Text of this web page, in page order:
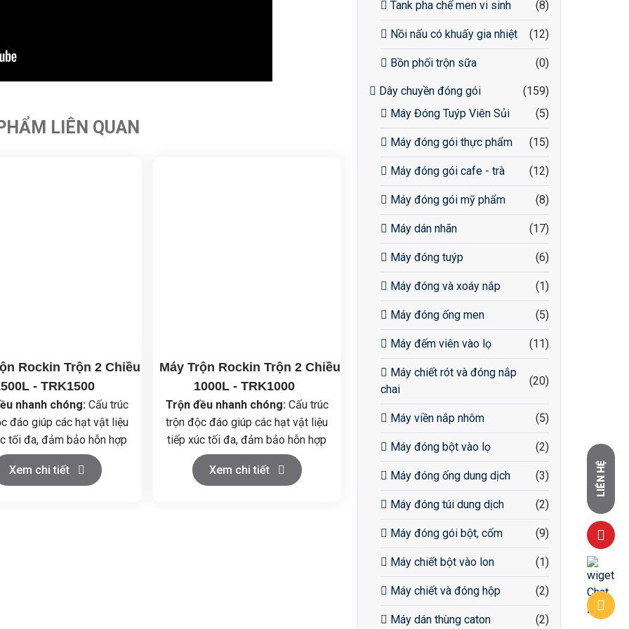
LIÊN QUAN
Rockin Trộn 2 Chiều
- TRK1500
nhanh chóng: Cấu trúc
đáo giúp các hạt vật liệu
tối đa, đảm bảo hỗn hợp
trong thời gian ngắn.
đơn giản:Điều khiển dễ
Xem chi tiết
Máy Trộn Rockin Trộn 2 Chiều
1000L - TRK1000
Trộn đều nhanh chóng:Cấu trúc
trộn độc đáo giúp các hạt vật liệu
tiếp xúc tối đa, đảm bảo hỗn hợp
đồng nhất trong thời gian ngắn.
Vận hành đơn giản:Điều khiển dễ
Xem chi tiết
Tank pha chế men vi sinh (8)
Nồi nấu có khuấy gia nhiệt (12)
Bồn phối trộn sữa (0)
Dây chuyền đóng gói
(159)
Máy Đóng Tuýp Viên Sủi
(5)
Máy đóng gói thực phẩm (15)
Máy đóng gói cafe - trà (12)
Máy đóng gói mỹ phẩm (8)
Máy dán nhãn (17)
Máy đóng tuýp (6)
Máy đóng và xoáy nắp (1)
Máy đóng ống men (5)
Máy đếm viên vào lọ (11)
Máy chiết rót và đóng nắp
chai
(20)
Máy viền nắp nhôm (5)
Máy đóng bột vào lọ (2)
Máy đóng ống dung dịch (3)
Máy đóng túi dung dịch (2)
Máy đóng gói bột, cốm (9)
Máy chiết bột vào lon (1)
Máy chiết và đóng hộp (2)
Máy dán thùng caton (2)
LIÊN HỆ